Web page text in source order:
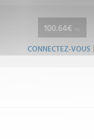
100.64€ TTC
CONNECTEZ-VOUS